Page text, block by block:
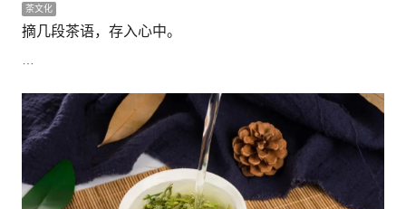
茶文化
摘几段茶语，存入心中。